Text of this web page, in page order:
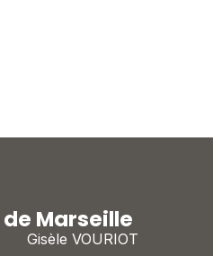
Marseille
Gisèle VOURIOT